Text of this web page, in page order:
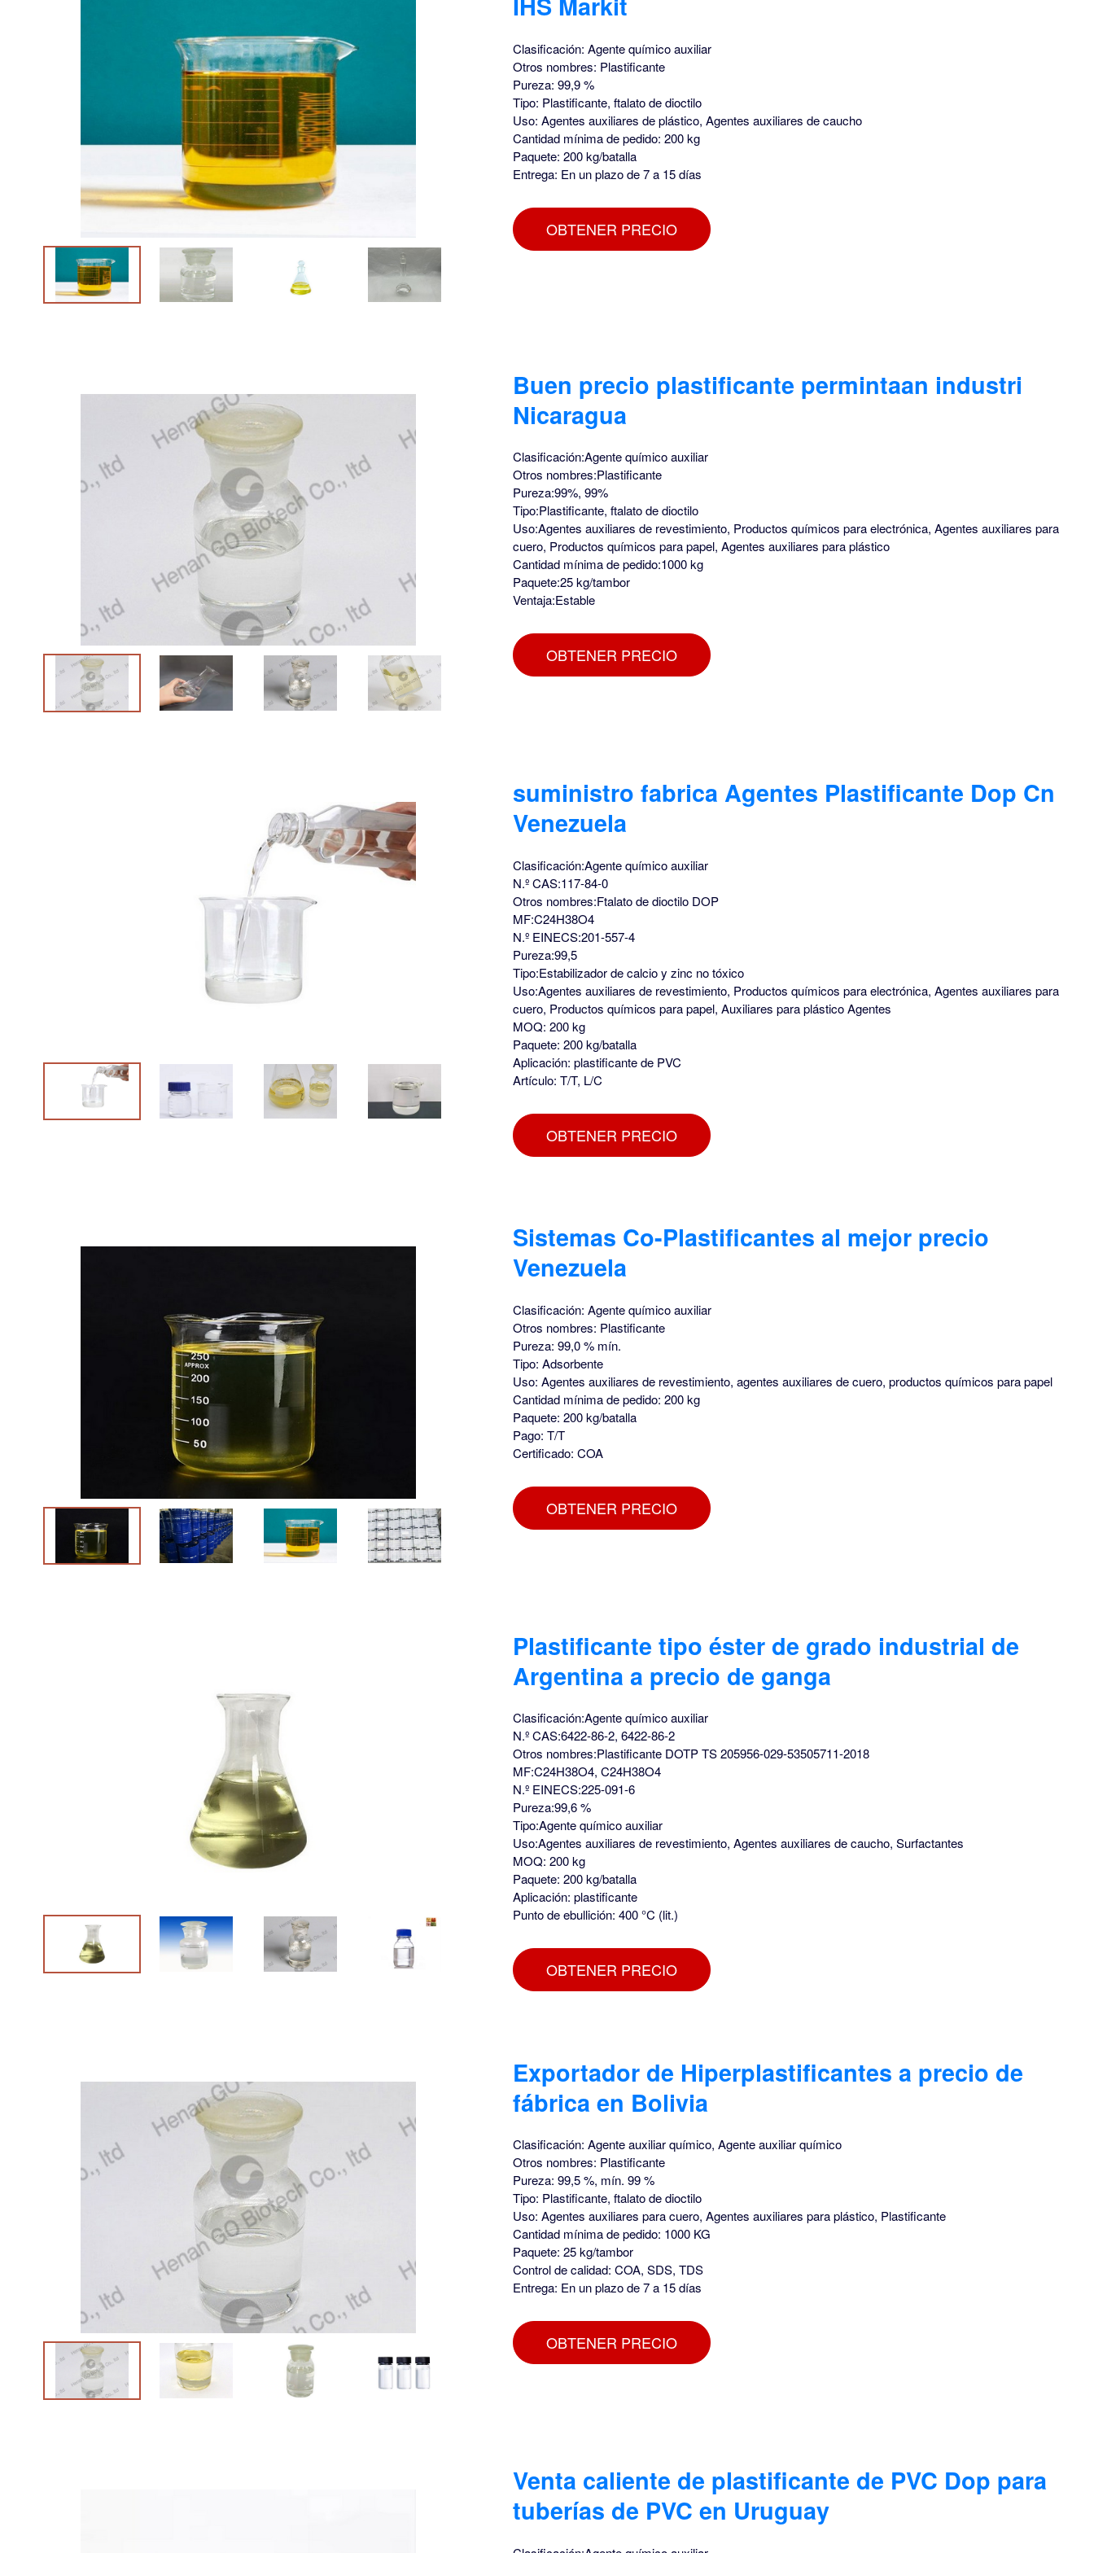
Clasificación: Agente químico auxiliar
Otros nombres: Plastificante
Pureza: 99,9 %
Tipo: Plastificante, ftalato de dioctilo
Uso: Agentes auxiliares de plástico, Agentes auxiliares de caucho
Cantidad mínima de pedido: 200 kg
Paquete: 200 kg/batalla
Entrega: En un plazo de 7 a 15 días
OBTENER PRECIO
Buen precio plastificante permintaan industri
Nicaragua
Clasificación:Agente químico auxiliar
Otros nombres:Plastificante
Pureza:99%, 99%
Tipo:Plastificante, ftalato de dioctilo
Uso:Agentes auxiliares de revestimiento, Productos químicos para electrónica, Agentes auxiliares para
cuero, Productos químicos para papel, Agentes auxiliares para plástico
Cantidad mínima de pedido:1000 kg
Paquete:25 kg/tambor
Ventaja:Estable
OBTENER PRECIO
suministro fabrica Agentes Plastificante Dop Cn
Venezuela
Clasificación:Agente químico auxiliar
N.º CAS:117-84-0
Otros nombres:Ftalato de dioctilo DOP
MF:C24H38O4
N.º EINECS:201-557-4
Pureza:99,5
Tipo:Estabilizador de calcio y zinc no tóxico
Uso:Agentes auxiliares de revestimiento, Productos químicos para electrónica, Agentes auxiliares para
cuero, Productos químicos para papel, Auxiliares para plástico Agentes
MOQ: 200 kg
Paquete: 200 kg/batalla
Aplicación: plastificante de PVC
Artículo: T/T, L/C
OBTENER PRECIO
Sistemas Co-Plastificantes al mejor precio
Venezuela
Clasificación: Agente químico auxiliar
Otros nombres: Plastificante
Pureza: 99,0 % mín.
Tipo: Adsorbente
Uso: Agentes auxiliares de revestimiento, agentes auxiliares de cuero, productos químicos para papel
Cantidad mínima de pedido: 200 kg
Paquete: 200 kg/batalla
Pago: T/T
Certificado: COA
OBTENER PRECIO
Plastificante tipo éster de grado industrial de
Argentina a precio de ganga
Clasificación:Agente químico auxiliar
N.º CAS:6422-86-2, 6422-86-2
Otros nombres:Plastificante DOTP TS 205956-029-53505711-2018
MF:C24H38O4, C24H38O4
N.º EINECS:225-091-6
Pureza:99,6 %
Tipo:Agente químico auxiliar
Uso:Agentes auxiliares de revestimiento, Agentes auxiliares de caucho, Surfactantes
MOQ: 200 kg
Paquete: 200 kg/batalla
Aplicación: plastificante
Punto de ebullición: 400 °C (lit.)
OBTENER PRECIO
Exportador de Hiperplastificantes a precio de
fábrica en Bolivia
Clasificación: Agente auxiliar químico, Agente auxiliar químico
Otros nombres: Plastificante
Pureza: 99,5 %, mín. 99 %
Tipo: Plastificante, ftalato de dioctilo
Uso: Agentes auxiliares para cuero, Agentes auxiliares para plástico, Plastificante
Cantidad mínima de pedido: 1000 KG
Paquete: 25 kg/tambor
Control de calidad: COA, SDS, TDS
Entrega: En un plazo de 7 a 15 días
OBTENER PRECIO
Venta caliente de plastificante de PVC Dop para
tuberías de PVC en Uruguay